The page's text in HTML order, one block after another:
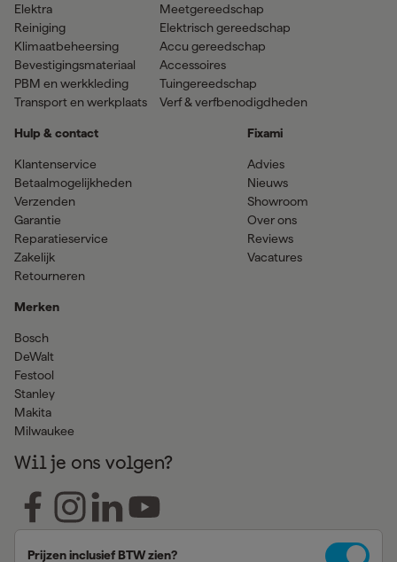
Elektra
Reiniging
Klimaatbeheersing
Bevestigingsmateriaal
PBM en werkkleding
Transport en werkplaats
Meetgereedschap
Elektrisch gereedschap
Accu gereedschap
Accessoires
Tuingereedschap
Verf & verfbenodigdheden
Hulp & contact
Klantenservice
Betaalmogelijkheden
Verzenden
Garantie
Reparatieservice
Zakelijk
Retourneren
Merken
Bosch
DeWalt
Festool
Stanley
Makita
Milwaukee
Fixami
Advies
Nieuws
Showroom
Over ons
Reviews
Vacatures
Wil je ons volgen?
Prijzen inclusief BTW zien?